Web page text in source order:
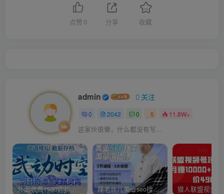
点赞 0 分享 收藏
admin 关注
0 2042 0 5 11.8W+
这家伙很懒，什么都没有写...
外面收费1980的抖音武动时空直播项目，无需真人出镜，实时互动直播【软件+详细教程】 薛老丝儿美业seo搜索流量落地课，一周暴涨20w粉丝，全干货讲解